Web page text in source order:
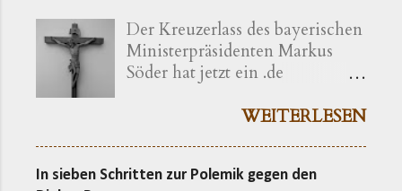
Der Kreuzerlass des bayerischen
Ministerpräsidenten Markus
Söder hat jetzt ein .de
Der Vorgang gibt sich im
erkennen. Die »Ökumenische
WEITERLESEN
In sieben Schritten zur Polemik gegen den